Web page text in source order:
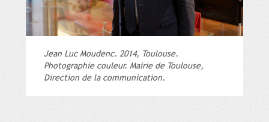
Jean Luc Moudenc. 2014, Toulouse.
Photographie couleur. Mairie de Toulouse,
Direction de la communication.